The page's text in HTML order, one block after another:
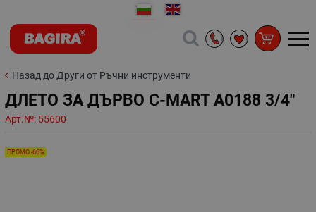
Назад до Други от Ръчни инструменти
ДЛЕТО ЗА ДЪРВО C-MART A0188 3/4"
Арт.№: 55600
ПРОМО -66%